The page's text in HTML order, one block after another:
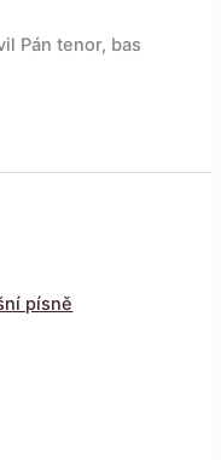
Pán tenor, bas
písně